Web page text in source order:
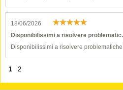
18/06/2026
Disponibilissimi a risolvere
Disponibilissimi a risolvere
1 2